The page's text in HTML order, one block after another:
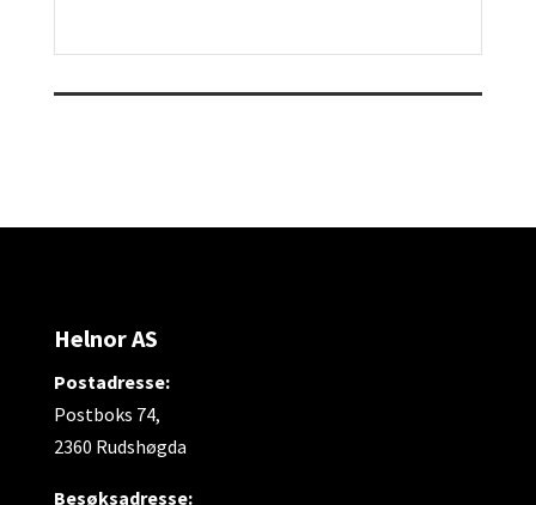
utløp. Enkel installasjon.
Konstruksjon:
Monteres på horisontalt drensrør.
Materiale:
Helnor AS
Postadresse:
Postboks 74,
2360 Rudshøgda
Besøksadresse: